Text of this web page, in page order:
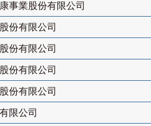
事業股份有限公司
份有限公司
份有限公司
份有限公司
份有限公司
限公司